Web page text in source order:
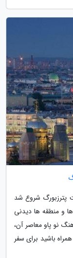
پترزبورگ شروع شد
و منطقه ها دیدنی
نو پاو معاصر آن،
باشید برای سفر